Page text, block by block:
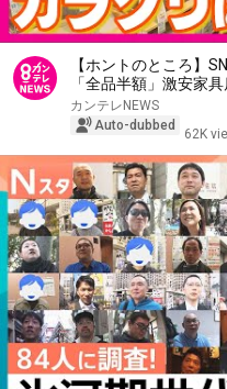
【ホントのところ】
「全品半額」激安家
決めちゃったんで…」
｜newsランナー〈カ
カンテレNEWS
Auto-dubbed
62K